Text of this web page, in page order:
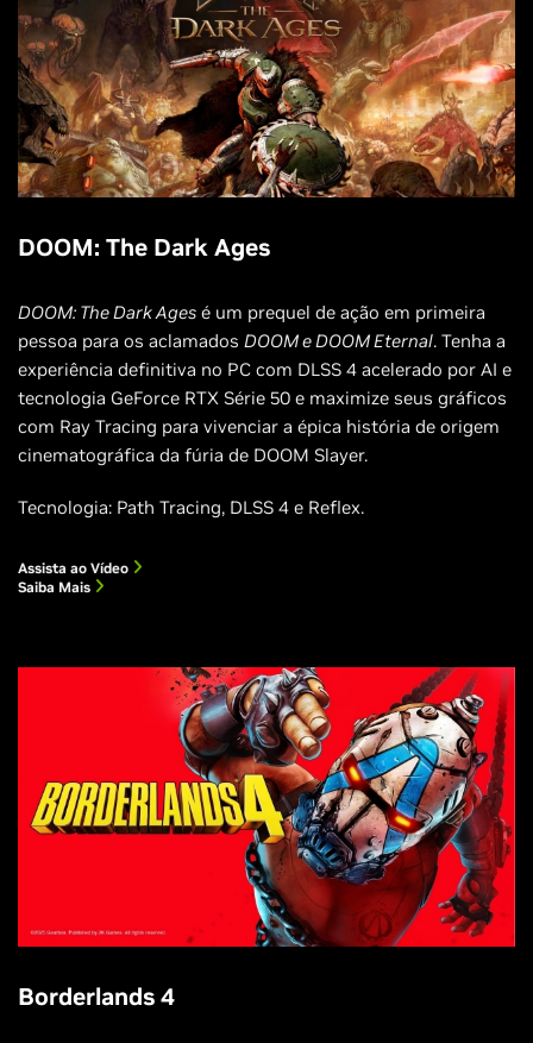
DOOM: The Dark Ages
DOOM: The Dark Ages é um prequel de ação em primeira
pessoa para os aclamados DOOM e DOOM Eternal. Tenha a
experiência definitiva no PC com DLSS 4 acelerado por AI e
tecnologia GeForce RTX Série 50 e maximize seus gráficos
com Ray Tracing para vivenciar a épica história de origem
cinematográfica da fúria de DOOM Slayer.
Tecnologia: Path Tracing, DLSS 4 e Reflex.
Assista ao Vídeo
Saiba Mais
Borderlands 4